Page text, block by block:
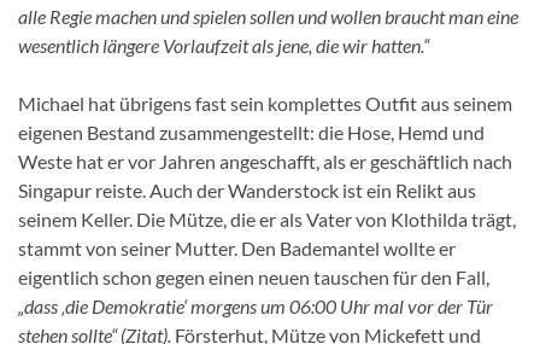
alle Regie machen und spielen sollen und wollen braucht man eine
wesentlich längere Vorlaufzeit als jene, die wir hatten.“
Michael hat übrigens fast sein komplettes Outfit aus seinem
eigenen Bestand zusammengestellt: die Hose, Hemd und
Weste hat er vor Jahren angeschafft, als er geschäftlich nach
Singapur reiste. Auch der Wanderstock ist ein Relikt aus
seinem Keller. Die Mütze, die er als Vater von Klothilda trägt,
stammt von seiner Mutter. Den Bademantel wollte er
eigentlich schon gegen einen neuen tauschen für den Fall,
„dass ‚die Demokratie‘ morgens um 06:00 Uhr mal vor der Tür
stehen sollte“ (Zitat). Försterhut, Mütze von Mickefett und